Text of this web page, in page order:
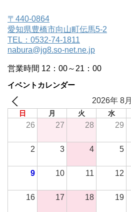
〒440-0864
愛知県豊橋市向山町伝馬5-2
TEL：0532-74-1811
nabura@jg8.so-net.ne.jp
営業時間 12：00～21：00
イベントカレンダー
2026年 8月
日 月 火 水
26 27 28 29
2 3 4 5
9 10 11 12
16 17 18 19